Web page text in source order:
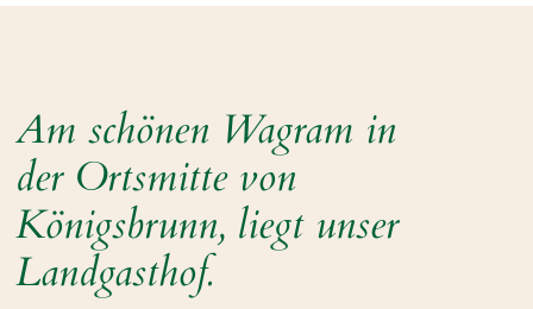
Am schönen Wagram in
der Ortsmitte von
Königsbrunn, liegt unser
Landgasthof.